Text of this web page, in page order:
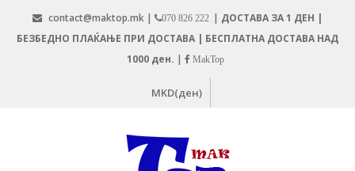
content
contact@maktop.mk | 070 826 222 | ДОСТАВА ЗА 1 ДЕН |
БЕЗБЕДНО ПЛАЌАЊЕ ПРИ ДОСТАВА | БЕСПЛАТНА ДОСТАВА НАД
1000 ден. | MakTop
MKD(ден)